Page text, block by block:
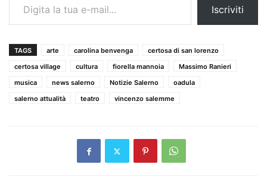
Iscriviti
TAGS arte carolina benvenga
certosa di san lorenzo
certosa village
cultura fiorella mannoia
Massimo Ranieri
musica
news salerno Notizie Salerno
oadula
salerno attualità
teatro vincenzo salemme